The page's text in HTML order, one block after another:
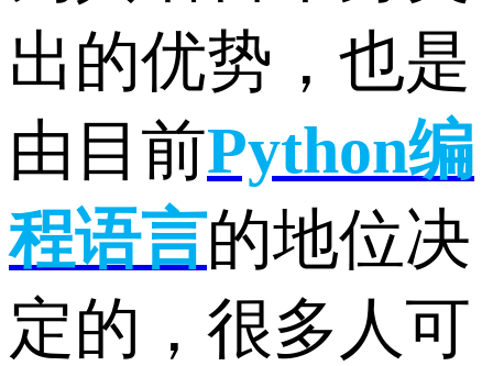
出的优势，也是
由目前Python编
程语言的地位决
定的，很多人可